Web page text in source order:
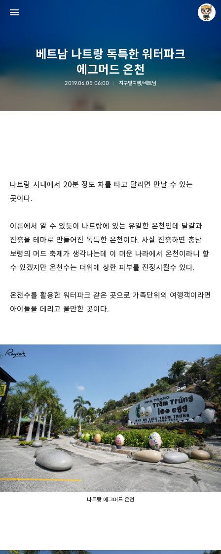
베트남 나트랑 독특한 워터파크
에그머드 온천
2019.06.05 06:00 지구별여행/베트남
나트랑 시내에서 20분 정도 차를 타고 달리면 만날 수 있는
곳이다.
이름에서 알 수 있듯이 나트랑에 있는 유일한 온천인데 달걀과
진흙을 테마로 만들어진 독특한 온천이다. 사실 진흙하면 충남
보령의 머드 축제가 생각나는데 이 더운 나라에서 온천이라니 할
수 있겠지만 온천수는 더위에 상한 피부를 진정시킬수 있다.
온천수를 활용한 워터파크 같은 곳으로 가족단위의 여행객이라면
아이들을 데리고 올만한 곳이다.
나트랑 에그머드 온천
Raycat : Photo and Story